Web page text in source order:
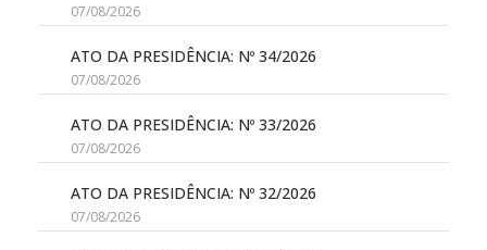
07/08/2026
ATO DA PRESIDÊNCIA: Nº 34/2026
07/08/2026
ATO DA PRESIDÊNCIA: Nº 33/2026
07/08/2026
ATO DA PRESIDÊNCIA: Nº 32/2026
07/08/2026